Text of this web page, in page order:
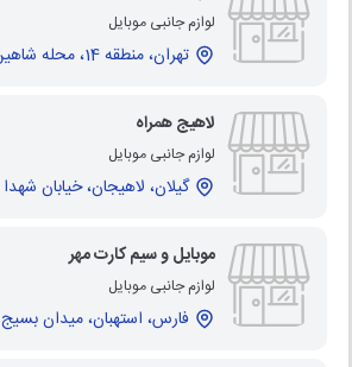
لوازم جانبی موبایل
تهران، منطقه 14، محله شاهین، بزرگراه امام علی
لاهیج همراه
لوازم جانبی موبایل
گیلان، لاهیجان، خیابان شهدا
موبایل و سیم کارت مهر
لوازم جانبی موبایل
فارس، استهبان، میدان بسیج